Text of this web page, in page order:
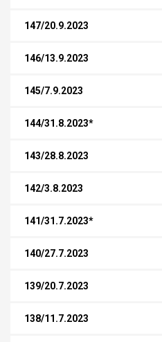
147/20.9.2023
146/13.9.2023
145/7.9.2023
144/31.8.2023*
143/28.8.2023
142/3.8.2023
141/31.7.2023*
140/27.7.2023
139/20.7.2023
138/11.7.2023